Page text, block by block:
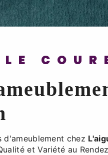
d'ameublement chez
et Variété au